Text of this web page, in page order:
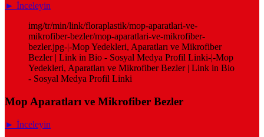
► İnceleyin
img/tr/min/link/floraplastik/mop-aparatlari-ve-
mikrofiber-bezler/mop-aparatlari-ve-mikrofiber-
bezler.jpg-|-Mop Yedekleri, Aparatları ve Mikrofiber
Bezler | Link in Bio - Sosyal Medya Profil Linki-|-Mop
Yedekleri, Aparatları ve Mikrofiber Bezler | Link in Bio
- Sosyal Medya Profil Linki
Mop Aparatları ve Mikrofiber Bezler
► İnceleyin